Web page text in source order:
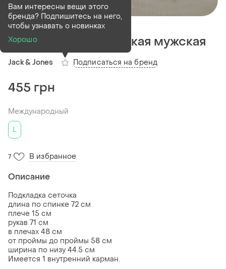
Продан
Куртка ветровка легкая мужская
Jack & Jones
Вам интересны вещи этого
бренда? Подпишитесь на него,
чтобы узнавать о новинках
Хорошо
Подписаться на бренд
455 грн
Международный
L
7 В избранное
Описание
Подкладка сеточка
длина по спинке 72 см
плече 15 см
рукав 71 см
в плечах 48 см
от проймы до проймы 58 см
ширина по низу 44.5 см
Имеется 1 внутренний карман.